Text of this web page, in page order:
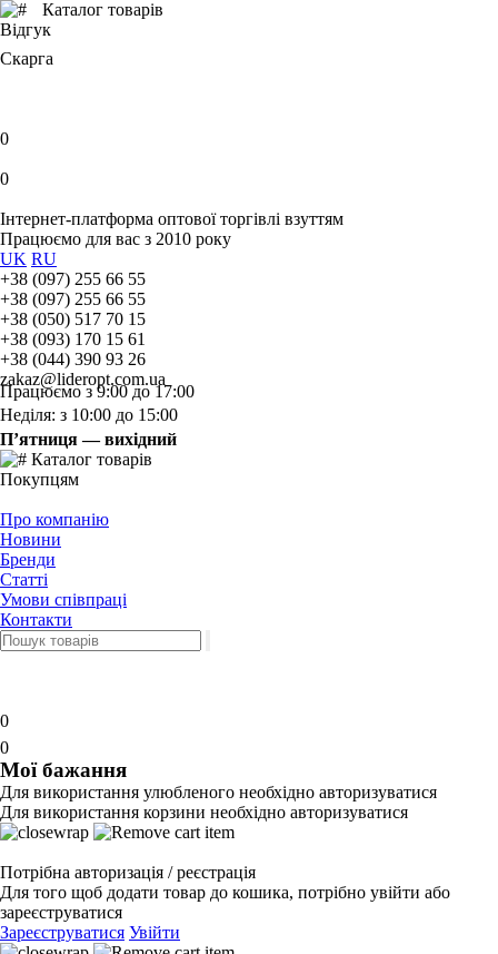
Каталог товарів
Відгук
Скарга
0
0
Інтернет-платформа оптової торгівлі взуттям
Працюємо для вас з 2010 року
UK RU
+38 (097) 255 66 55
+38 (097) 255 66 55
+38 (050) 517 70 15
+38 (093) 170 15 61
+38 (044) 390 93 26
zakaz@lideropt.com.ua
Працюємо з 9:00 до 17:00
Неділя: з 10:00 до 15:00
П’ятниця — вихідний
Каталог товарів
Покупцям
Про компанію
Новини
Бренди
Статті
Умови співпраці
Контакти
0
0
Мої бажання
Для використання улюбленого необхідно авторизуватися
Для використання корзини необхідно авторизуватися
Потрібна авторизація / реєстрація
Для того щоб додати товар до кошика, потрібно увійти або
зареєструватися
Зареєструватися Увійти